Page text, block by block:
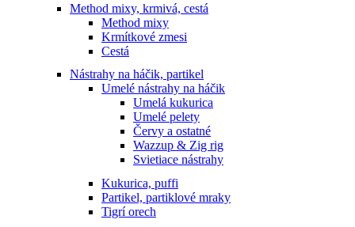
Method mixy, krmivá, cestá
Method mixy
Krmítkové zmesi
Cestá
Nástrahy na háčik, partikel
Umelé nástrahy na háčik
Umelá kukurica
Umelé pelety
Červy a ostatné
Wazzup & Zig rig
Svietiace nástrahy
Kukurica, puffi
Partikel, partiklové mraky
Tigrí orech